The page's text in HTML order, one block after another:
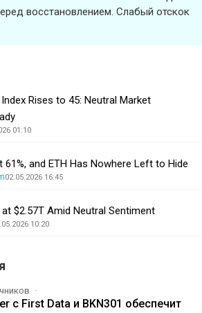
восстановлением. Слабый отскок
Rises to 45: Neutral Market
01:10
61%, and ETH Has Nowhere Left to Hide
02.05.2026 16:45
$2.57T Amid Neutral Sentiment
10:20
с First Data и BKN301 обеспечит